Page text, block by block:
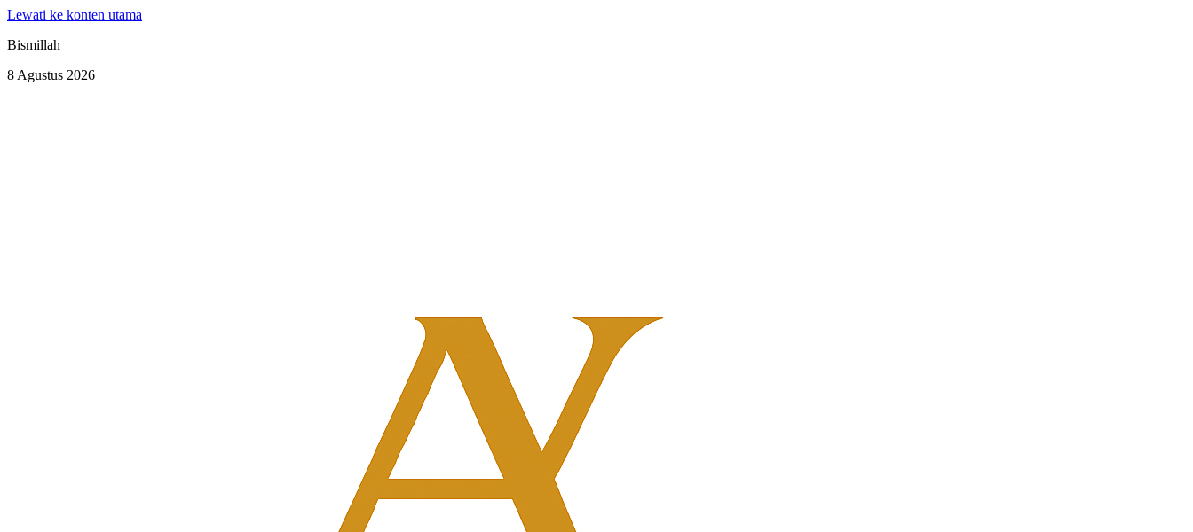
Lewati ke konten utama
Bismillah
8 Agustus 2026